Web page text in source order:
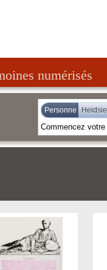
numérisés
Personne